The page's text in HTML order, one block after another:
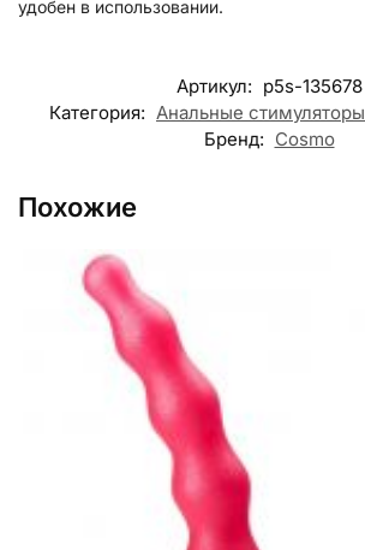
удобен в использовании.
Артикул: p5s-135678
Категория: Анальные
Бренд: Cosmo
Похожие